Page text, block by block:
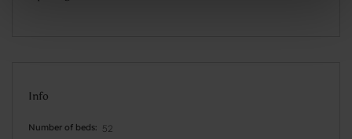
Info
Number of beds 52